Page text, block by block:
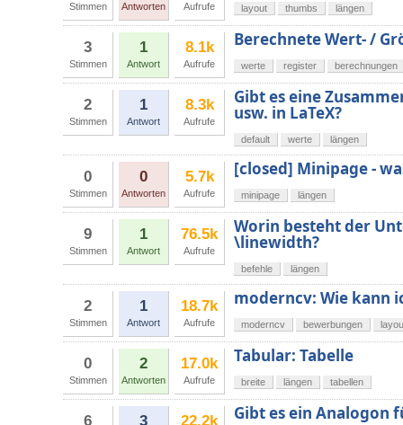
Stimmen Antworten Aufrufe layout thumbs längen
3
Stimmen
1
Antwort
8.1k
Aufrufe
Berechnete Wert- /
werte register berechnungen
2
Stimmen
1
Antwort
8.3k
Aufrufe
Gibt es eine
usw. in LaTeX?
default werte längen
0
Stimmen
0
Antworten
5.7k
Aufrufe
[closed] Minipage -
minipage längen
9
Stimmen
1
Antwort
76.5k
Aufrufe
Worin besteht der
\linewidth?
befehle längen
2
Stimmen
1
Antwort
18.7k
Aufrufe
moderncv: Wie kann
moderncv bewerbungen
0
Stimmen
2
Antworten
17.0k
Aufrufe
Tabular: Tabelle
breite längen tabellen
6 3 22.2k Gibt es ein Analogon